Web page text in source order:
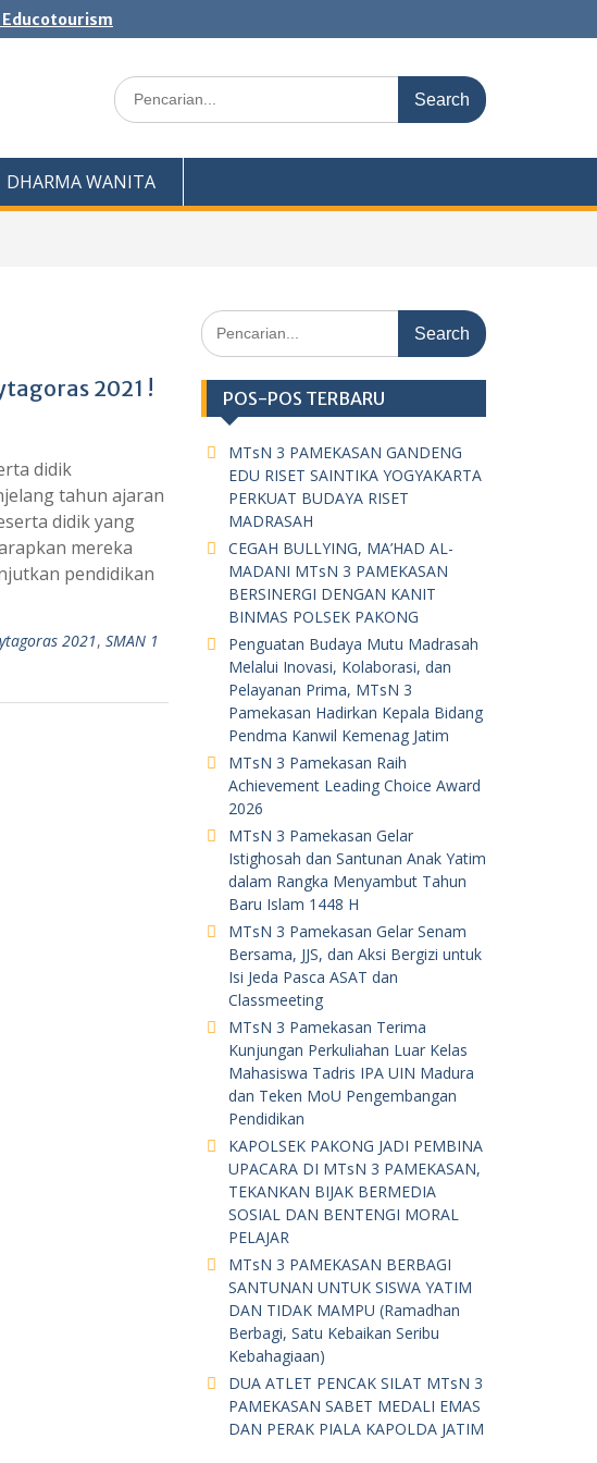
Search
for:
DHARMA WANITA
2021 !
didik
tahun ajaran
didik yang
mereka
pendidikan
2021, SMAN 1
Search
for:
POS-POS TERBARU
MTsN 3 PAMEKASAN GANDENG
EDU RISET SAINTIKA YOGYAKARTA
PERKUAT BUDAYA RISET
MADRASAH
CEGAH BULLYING, MA’HAD AL-
MADANI MTsN 3 PAMEKASAN
BERSINERGI DENGAN KANIT
BINMAS POLSEK PAKONG
Penguatan Budaya Mutu Madrasah
Melalui Inovasi, Kolaborasi, dan
Pelayanan Prima, MTsN 3
Pamekasan Hadirkan Kepala Bidang
Pendma Kanwil Kemenag Jatim
MTsN 3 Pamekasan Raih
Achievement Leading Choice Award
2026
MTsN 3 Pamekasan Gelar
Istighosah dan Santunan Anak Yatim
dalam Rangka Menyambut Tahun
Baru Islam 1448 H
MTsN 3 Pamekasan Gelar Senam
Bersama, JJS, dan Aksi Bergizi untuk
Isi Jeda Pasca ASAT dan
Classmeeting
MTsN 3 Pamekasan Terima
Kunjungan Perkuliahan Luar Kelas
Mahasiswa Tadris IPA UIN Madura
dan Teken MoU Pengembangan
Pendidikan
KAPOLSEK PAKONG JADI PEMBINA
UPACARA DI MTsN 3 PAMEKASAN,
TEKANKAN BIJAK BERMEDIA
SOSIAL DAN BENTENGI MORAL
PELAJAR
MTsN 3 PAMEKASAN BERBAGI
SANTUNAN UNTUK SISWA YATIM
DAN TIDAK MAMPU (Ramadhan
Berbagi, Satu Kebaikan Seribu
Kebahagiaan)
DUA ATLET PENCAK SILAT MTsN 3
PAMEKASAN SABET MEDALI EMAS
DAN PERAK PIALA KAPOLDA JATIM